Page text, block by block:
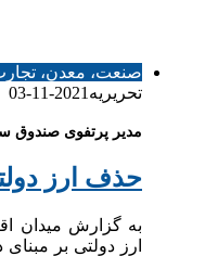
صنعت، معدن،
تحریریه 2021-11-03
مدیر پرتفوی صندوق
حذف ارز
به گزارش میدان